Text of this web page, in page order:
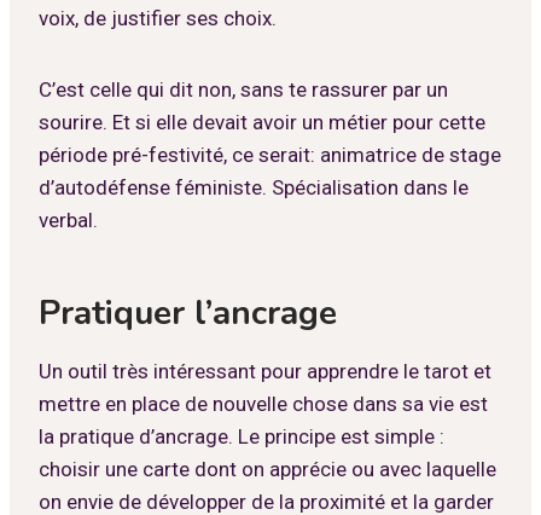
voix, de justifier ses choix.
C’est celle qui dit non, sans te rassurer par un
sourire. Et si elle devait avoir un métier pour cette
période pré-festivité, ce serait: animatrice de stage
d’autodéfense féministe. Spécialisation dans le
verbal.
Pratiquer l’ancrage
Un outil très intéressant pour apprendre le tarot et
mettre en place de nouvelle chose dans sa vie est
la pratique d’ancrage. Le principe est simple :
choisir une carte dont on apprécie ou avec laquelle
on envie de développer de la proximité et la garder